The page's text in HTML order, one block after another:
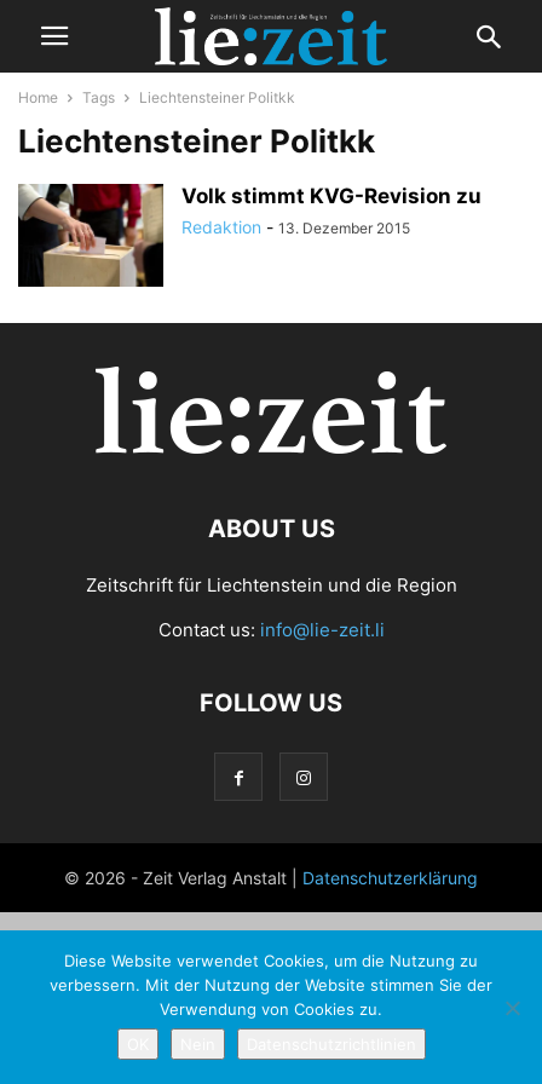
Home Tags Liechtensteiner Politkk
Liechtensteiner Politkk
Volk stimmt KVG-Revision zu
Redaktion - 13. Dezember 2015
ABOUT US
Zeitschrift für Liechtenstein und die Region
Contact us: info@lie-zeit.li
FOLLOW US
© 2026 - Zeit Verlag Anstalt | Datenschutzerklärung
Diese Website verwendet Cookies, um die Nutzung zu
verbessern. Mit der Nutzung der Website stimmen Sie der
Verwendung von Cookies zu.